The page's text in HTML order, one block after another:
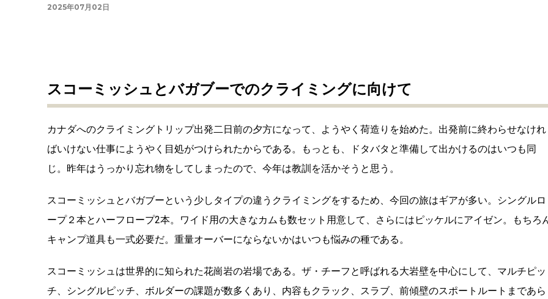
2025年07月02日
スコーミッシュとバガブーでのクライミングに向けて
カナダへのクライミングトリップ出発二日前の夕方になって、ようやく荷造りを始めた。出発前に終わらせなけれ
ばいけない仕事にようやく目処がつけられたからである。もっとも、ドタバタと準備して出かけるのはいつも同
じ。昨年はうっかり忘れ物をしてしまったので、今年は教訓を活かそうと思う。
スコーミッシュとバガブーという少しタイプの違うクライミングをするため、今回の旅はギアが多い。シングルロ
ープ２本とハーフロープ2本。ワイド用の大きなカムも数セット用意して、さらにはピッケルにアイゼン。もちろ
キャンプ道具も一式必要だ。重量オーバーにならないかはいつも悩みの種である。
スコーミッシュは世界的に知られた花崗岩の岩場である。ザ・チーフと呼ばれる大岩壁を中心にして、マルチピッ
チ、シングルピッチ、ボルダーの課題が数多くあり、内容もクラック、スラブ、前傾壁のスポートルートまであら